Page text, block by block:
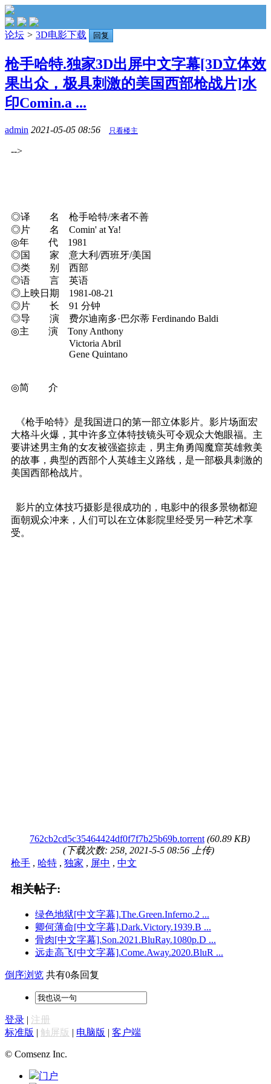
论坛 > 3D电影下载 回复
枪手哈特.独家3D出屏中文字幕[3D立体效
果出众，极具刺激的美国西部枪战片]水
印Comin.a ...
admin 2021-05-05 08:56 只看楼主
-->
◎译 名 枪手哈特/来者不善
◎片 名 Comin' at Ya!
◎年 代 1981
◎国 家 意大利/西班牙/美国
◎类 别 西部
◎语 言 英语
◎上映日期 1981-08-21
◎片 长 91 分钟
◎导 演 费尔迪南多·巴尔蒂 Ferdinando Baldi
◎主 演 Tony Anthony
Victoria Abril
Gene Quintano
◎简 介
《枪手哈特》是我国进口的第一部立体影片。影片场面宏
大格斗火爆，其中许多立体特技镜头可令观众大饱眼福。主
要讲述男主角的女友被强盗掠走，男主角勇闯魔窟英雄救美
的故事，典型的西部个人英雄主义路线，是一部极具刺激的
美国西部枪战片。
影片的立体技巧摄影是很成功的，电影中的很多景物都迎
面朝观众冲来，人们可以在立体影院里经受另一种艺术享
受。
762cb2cd5c35464424df0f7f7b25b69b.torrent (60.89 KB)
(下载次数: 258, 2021-5-5 08:56 上传)
枪手 , 哈特 , 独家 , 屏中 , 中文
相关帖子:
绿色地狱[中文字幕].The.Green.Inferno.2 ...
卿何薄命[中文字幕].Dark.Victory.1939.B ...
骨肉[中文字幕].Son.2021.BluRay.1080p.D ...
远走高飞[中文字幕].Come.Away.2020.BluR ...
倒序浏览 共有0条回复
登录 | 注册
标准版 | 触屏版 | 电脑版 | 客户端
© Comsenz Inc.
门户